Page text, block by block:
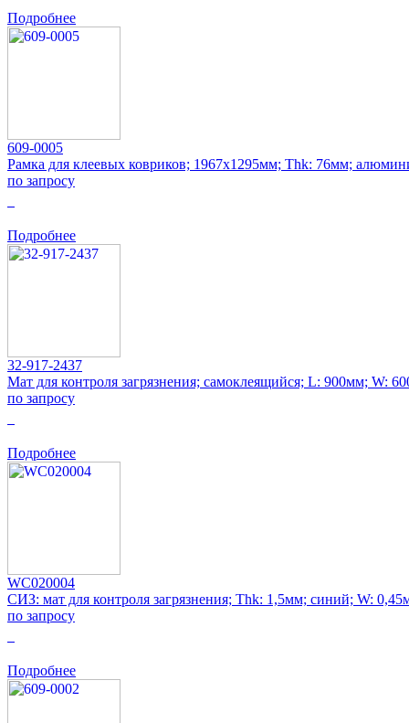
Подробнее
609-0005
Рамка для клеевых ковриков; 1967x1295мм; Thk: 76мм;
по запросу
Подробнее
32-917-2437
Мат для контроля загрязнения; самоклеящийся; L: 900мм; W:
по запросу
Подробнее
WC020004
СИЗ: мат для контроля загрязнения; Thk: 1,5мм; синий; W:
по запросу
Подробнее